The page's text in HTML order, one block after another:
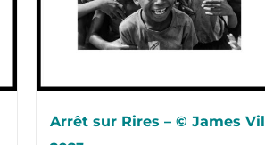
Arrêt sur Rires – © James Vil